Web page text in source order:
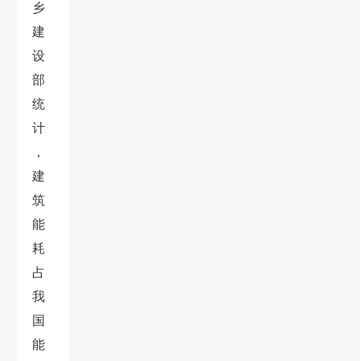
乡
建
设
部
统
计
，
建
筑
能
耗
占
我
国
能